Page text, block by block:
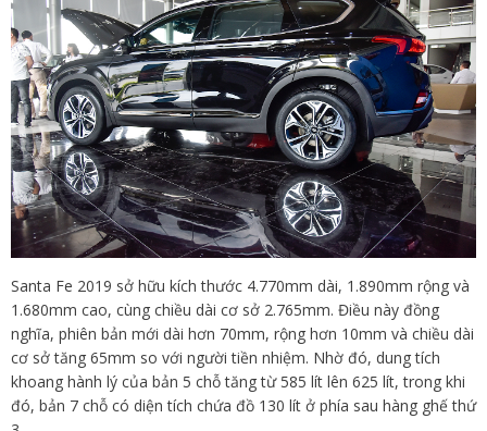
Santa Fe 2019 sở hữu kích thước 4.770mm dài, 1.890mm rộng và
1.680mm cao, cùng chiều dài cơ sở 2.765mm. Điều này đồng
nghĩa, phiên bản mới dài hơn 70mm, rộng hơn 10mm và chiều dài
cơ sở tăng 65mm so với người tiền nhiệm. Nhờ đó, dung tích
khoang hành lý của bản 5 chỗ tăng từ 585 lít lên 625 lít, trong khi
đó, bản 7 chỗ có diện tích chứa đồ 130 lít ở phía sau hàng ghế thứ